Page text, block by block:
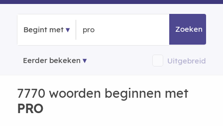
Begint met Zoeken
Eerder bekeken Uitgebreid
7770 woorden beginnen met
PRO